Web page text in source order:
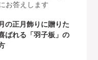
お答えします
の正月飾りに贈りた
ばれる「羽子板」の